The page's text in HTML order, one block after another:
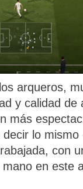
arqueros,
y calidad de
más
lo
con
en este